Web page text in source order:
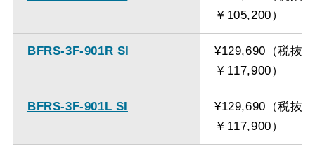
￥105,200）
BFRS-3F-901R SI
¥129,690（税抜
￥117,900）
BFRS-3F-901L SI
¥129,690（税抜
￥117,900）